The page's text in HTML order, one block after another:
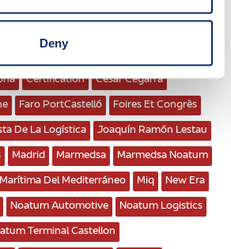
Deny
Alcoa Carriers Awards
Certification
Cesar Cegarra
Faro PortCastelló
Foires Et Congrès
De La Logística
Joaquín Ramón Lestau
Madrid Marmedsa
Marmedsa Noatum
Marítima Del Mediterráneo Miq
New Era
Noatum Automotive
Noatum Logistics
Terminal Castellon